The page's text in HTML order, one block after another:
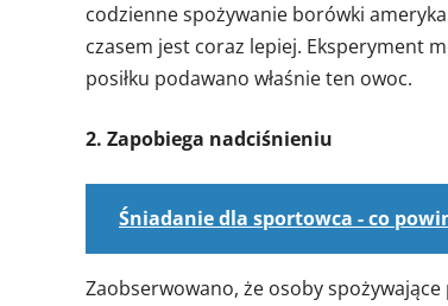
codzienne spożywanie borówki
czasem jest coraz lepiej. Eksperyment
posiłku podawano właśnie ten owoc.
2. Zapobiega nadciśnieniu
Śniadanie dla sportowca - co
Zaobserwowano, że osoby